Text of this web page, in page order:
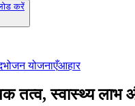
करें
भोजन योजनाएँआहार
तत्व, स्वास्थ्य लाभ